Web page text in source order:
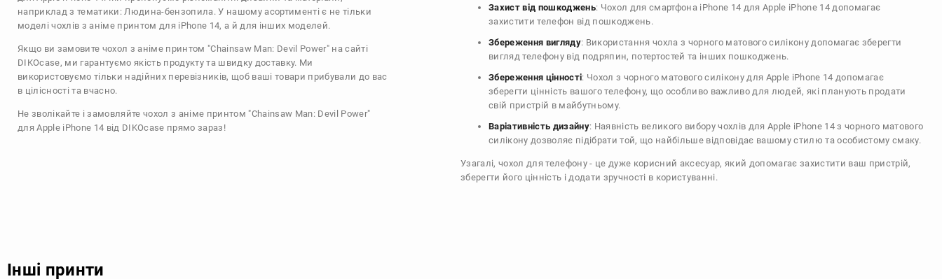
наприклад з тематики:Людина-бензопила. У нашому асортименті є не тільки
моделі чохлів з аніме принтом для iPhone 14, а й для інших моделей.
Якщо ви замовите чохол з аніме принтом "Chainsaw Man: Devil Power" на сайті
DIKOcase, ми гарантуємо якість продукту та швидку доставку. Ми
використовуємо тільки надійних перевізників, щоб ваші товари прибували до вас
в цілісності та вчасно.
Не зволікайте і замовляйте чохол з аніме принтом "Chainsaw Man: Devil Power"
для Apple iPhone 14 від DIKOcase прямо зараз!
Захист від пошкоджень: Чохол для смартфона iPhone 14 для Apple iPhone 14 допомагає
захистити телефон від пошкоджень.
Збереження вигляду: Використання чохла з чорного матового силікону допомагає зберегти
вигляд телефону від подряпин, потертостей та інших пошкоджень.
Збереження цінності: Чохол з чорного матового силікону для Apple iPhone 14 допомагає
зберегти цінність вашого телефону, що особливо важливо для людей, які планують продати
свій пристрій в майбутньому.
Варіативність дизайну: Наявність великого вибору чохлів для Apple iPhone 14 з чорного матового
силікону дозволяє підібрати той, що найбільше відповідає вашому стилю та особистому смаку.
Узагалі, чохол для телефону - це дуже корисний аксесуар, який допомагає захистити ваш пристрій,
зберегти його цінність і додати зручності в користуванні.
Інші принти